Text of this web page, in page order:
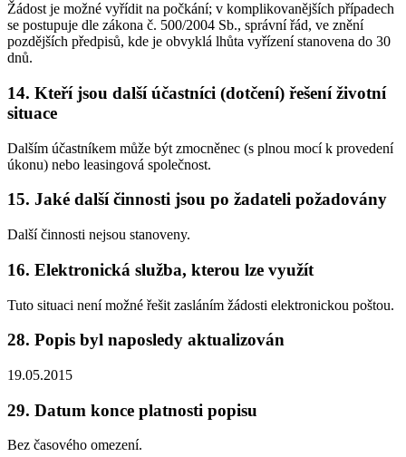
Žádost je možné vyřídit na počkání; v komplikovanějších případech
se postupuje dle zákona č. 500/2004 Sb., správní řád, ve znění
pozdějších předpisů, kde je obvyklá lhůta vyřízení stanovena do 30
dnů.
14. Kteří jsou další účastníci (dotčení) řešení životní
situace
Dalším účastníkem může být zmocněnec (s plnou mocí k provedení
úkonu) nebo leasingová společnost.
15. Jaké další činnosti jsou po žadateli požadovány
Další činnosti nejsou stanoveny.
16. Elektronická služba, kterou lze využít
Tuto situaci není možné řešit zasláním žádosti elektronickou poštou.
28. Popis byl naposledy aktualizován
19.05.2015
29. Datum konce platnosti popisu
Bez časového omezení.